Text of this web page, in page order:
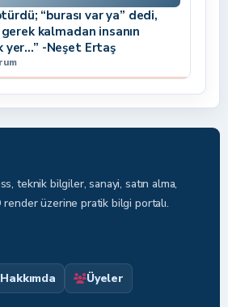
“burası var ya” dedi,
kalmadan insanın
yer…” -Neşet Ertaş
teknik bilgiler, sanayi, satın alma,
üzerine pratik bilgi portalı.
Hakkımda
Üyeler